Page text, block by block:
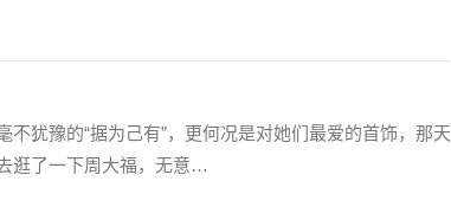
犹豫的“据为己有”，更何况是对她们最爱的首饰，那天
逛了一下周大福，无意…